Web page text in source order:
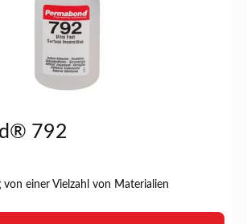
792
von einer Vielzahl von Materialien